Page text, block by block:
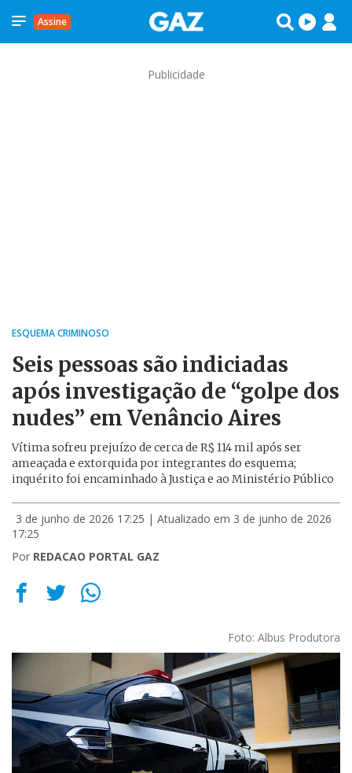
Assine
Publicidade
ESQUEMA CRIMINOSO
Seis pessoas são indiciadas
após investigação de “golpe dos
nudes” em Venâncio Aires
Vítima sofreu prejuízo de cerca de R$ 114 mil após ser
ameaçada e extorquida por integrantes do esquema;
inquérito foi encaminhado à Justiça e ao Ministério Público
3 de junho de 2026 17:25 | Atualizado em 3 de junho de 2026
17:25
Por REDACAO PORTAL GAZ
Foto: Albus Produtora